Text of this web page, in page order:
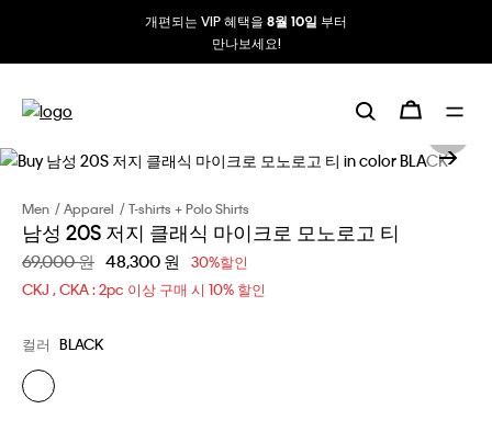
개편되는 VIP 혜택을 8월 10일 부터
만나보세요!
Men Apparel T-shirts + Polo Shirts
남성 20S 저지 클래식 마이크로 모노로고 티
할인 전 가격
69,000 원 할인된 가격
48,300 원
30%할인
CKJ , CKA : 2pc 이상 구매 시 10% 할인
컬러 BLACK